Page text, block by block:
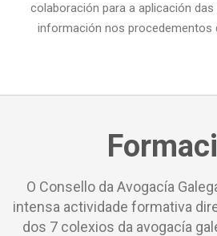
colaboración para a aplicación
información nos procedementos
O Consello da Avogacía
intensa actividade formativa
dos 7 colexios da avogacía